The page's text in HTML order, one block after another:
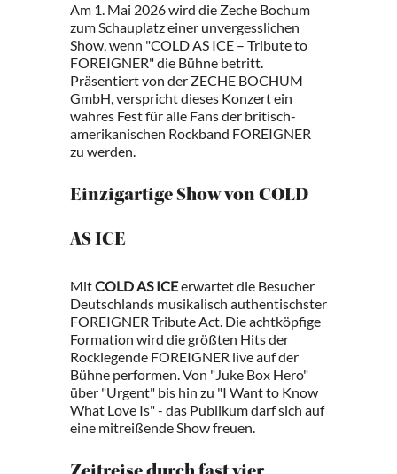
Am 1. Mai 2026 wird die Zeche Bochum
zum Schauplatz einer unvergesslichen
Show, wenn "COLD AS ICE – Tribute to
FOREIGNER" die Bühne betritt.
Präsentiert von der ZECHE BOCHUM
GmbH, verspricht dieses Konzert ein
wahres Fest für alle Fans der britisch-
amerikanischen Rockband FOREIGNER
zu werden.
Einzigartige Show von COLD
AS ICE
MitCOLD AS ICEerwartet die Besucher
Deutschlands musikalisch authentischster
FOREIGNER Tribute Act. Die achtköpfige
Formation wird die größten Hits der
Rocklegende FOREIGNER live auf der
Bühne performen. Von "Juke Box Hero"
über "Urgent" bis hin zu "I Want to Know
What Love Is" - das Publikum darf sich auf
eine mitreißende Show freuen.